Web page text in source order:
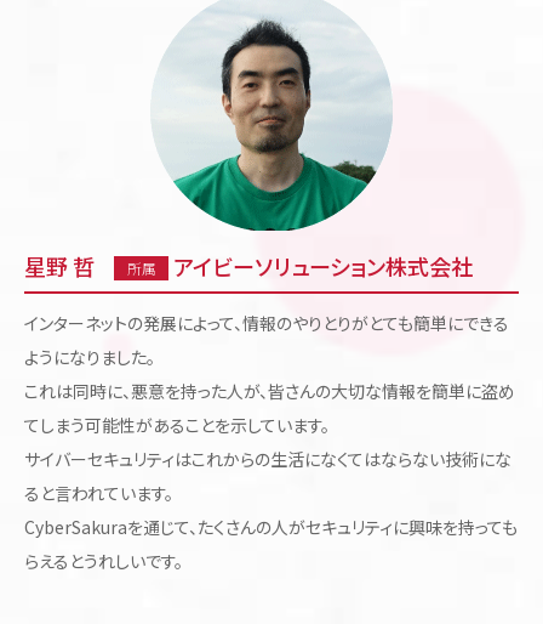
星野 哲 所属 アイビーソリューション株式会社
インターネットの発展によって、情報のやりとりがとても簡単にできる
ようになりました。
これは同時に、悪意を持った人が、皆さんの大切な情報を簡単に盗め
てしまう可能性があることを示しています。
サイバーセキュリティはこれからの生活になくてはならない技術にな
ると言われています。
CyberSakuraを通じて、たくさんの人がセキュリティに興味を持っても
らえるとうれしいです。